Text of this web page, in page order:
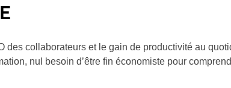
des collaborateurs et le gain de productivité au
nul besoin d’être fin économiste pour